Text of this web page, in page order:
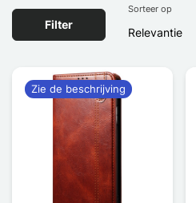
Filter
Sorteer op
Zie de beschrijving